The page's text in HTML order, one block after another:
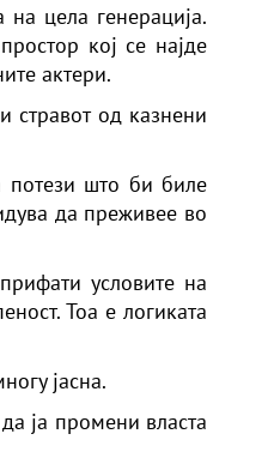
цела генерација.
кој се најде
актери.
стравот од казнени
потези што би биле
да преживее во
условите на
Тоа е логиката
јасна.
ја промени власта